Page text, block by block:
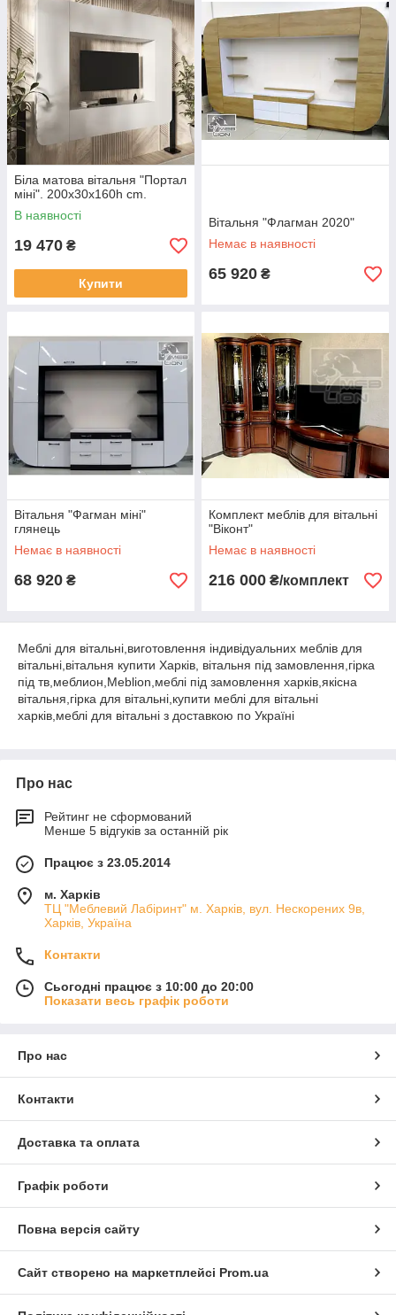
Біла матова вітальня "Портал
міні". 200х30х160h cm.
В наявності
19 470 ₴
Купити
Вітальня "Флагман 2020"
Немає в наявності
65 920 ₴
Вітальня "Фагман міні"
глянець
Немає в наявності
68 920 ₴
Комплект меблів для вітальні
"Віконт"
Немає в наявності
216 000 ₴/комплект
Меблі для вітальні,виготовлення індивідуальних меблів для
вітальні,вітальня купити Харків, вітальня під замовлення,гірка
під тв,меблион,Meblion,меблі під замовлення харків,якісна
вітальня,гірка для вітальні,купити меблі для вітальні
харків,меблі для вітальні з доставкою по Україні
Про нас
Рейтинг не сформований
Менше 5 відгуків за останній рік
Працює з 23.05.2014
м. Харків
ТЦ "Меблевий Лабіринт" м. Харків, вул. Нескорених 9в,
Харків, Україна
Контакти
Сьогодні працює з 10:00 до 20:00
Показати весь графік роботи
Про нас
Контакти
Доставка та оплата
Графік роботи
Повна версія сайту
Сайт створено на маркетплейсі Prom.ua